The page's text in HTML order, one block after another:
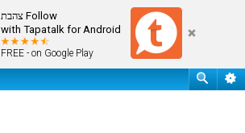
Follow צהבת
with Tapatalk for Android
FREE - on Google Play
עמוד ראשי